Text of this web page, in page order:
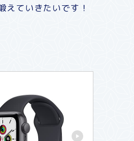
えていきたいです！